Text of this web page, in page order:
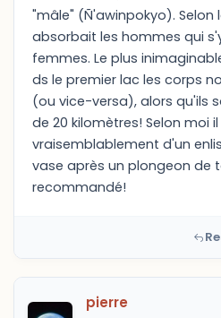
"mâle" (Ñ'awinpokyo). Selon
absorbait les hommes qui
femmes. Le plus
ds le premier lac les corps
(ou vice-versa), alors qu'ils
de 20 kilomètres! Selon moi
vraisemblablement d'un
vase après un plongeon de
recommandé!
pierre